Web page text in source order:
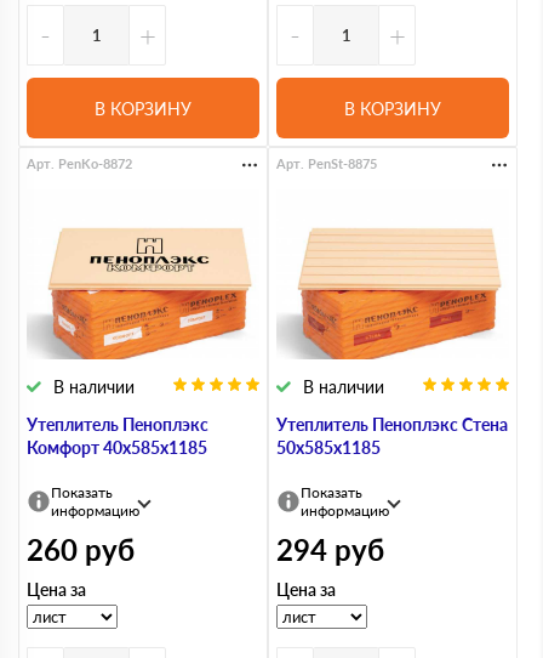
- +
В КОРЗИНУ
- +
В КОРЗИНУ
Утеплитель Пеноплэкс
Комфорт 40х585х1185
В наличии
Арт. PenKo-8872
Показать
информацию
260 руб
Цена за
Утеплитель Пеноплэкс Стена
50х585х1185
В наличии
Арт. PenSt-8875
Показать
информацию
294 руб
Цена за